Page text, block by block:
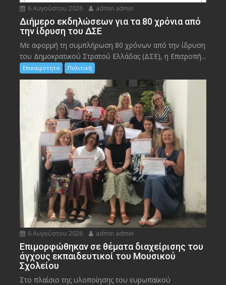
6 Αυγούστου 2026 admin admin
Διήμερο εκδηλώσεων για τα 80 χρόνια από
την ίδρυση του ΔΣΕ
Με αφορμή τη συμπλήρωση 80 χρόνων από την ίδρυση
του Δημοκρατικού Στρατού Ελλάδας (ΔΣΕ), η Επιτροπή...
Επικαιρότητα Πολιτική
6 Αυγούστου 2026 admin admin
Eπιμορφώθηκαν σε θέματα διαχείρισης του
άγχους εκπαιδευτικοί του Μουσικού
Σχολείου
Στο πλαίσιο της υλοποίησης του ευρωπαϊκού